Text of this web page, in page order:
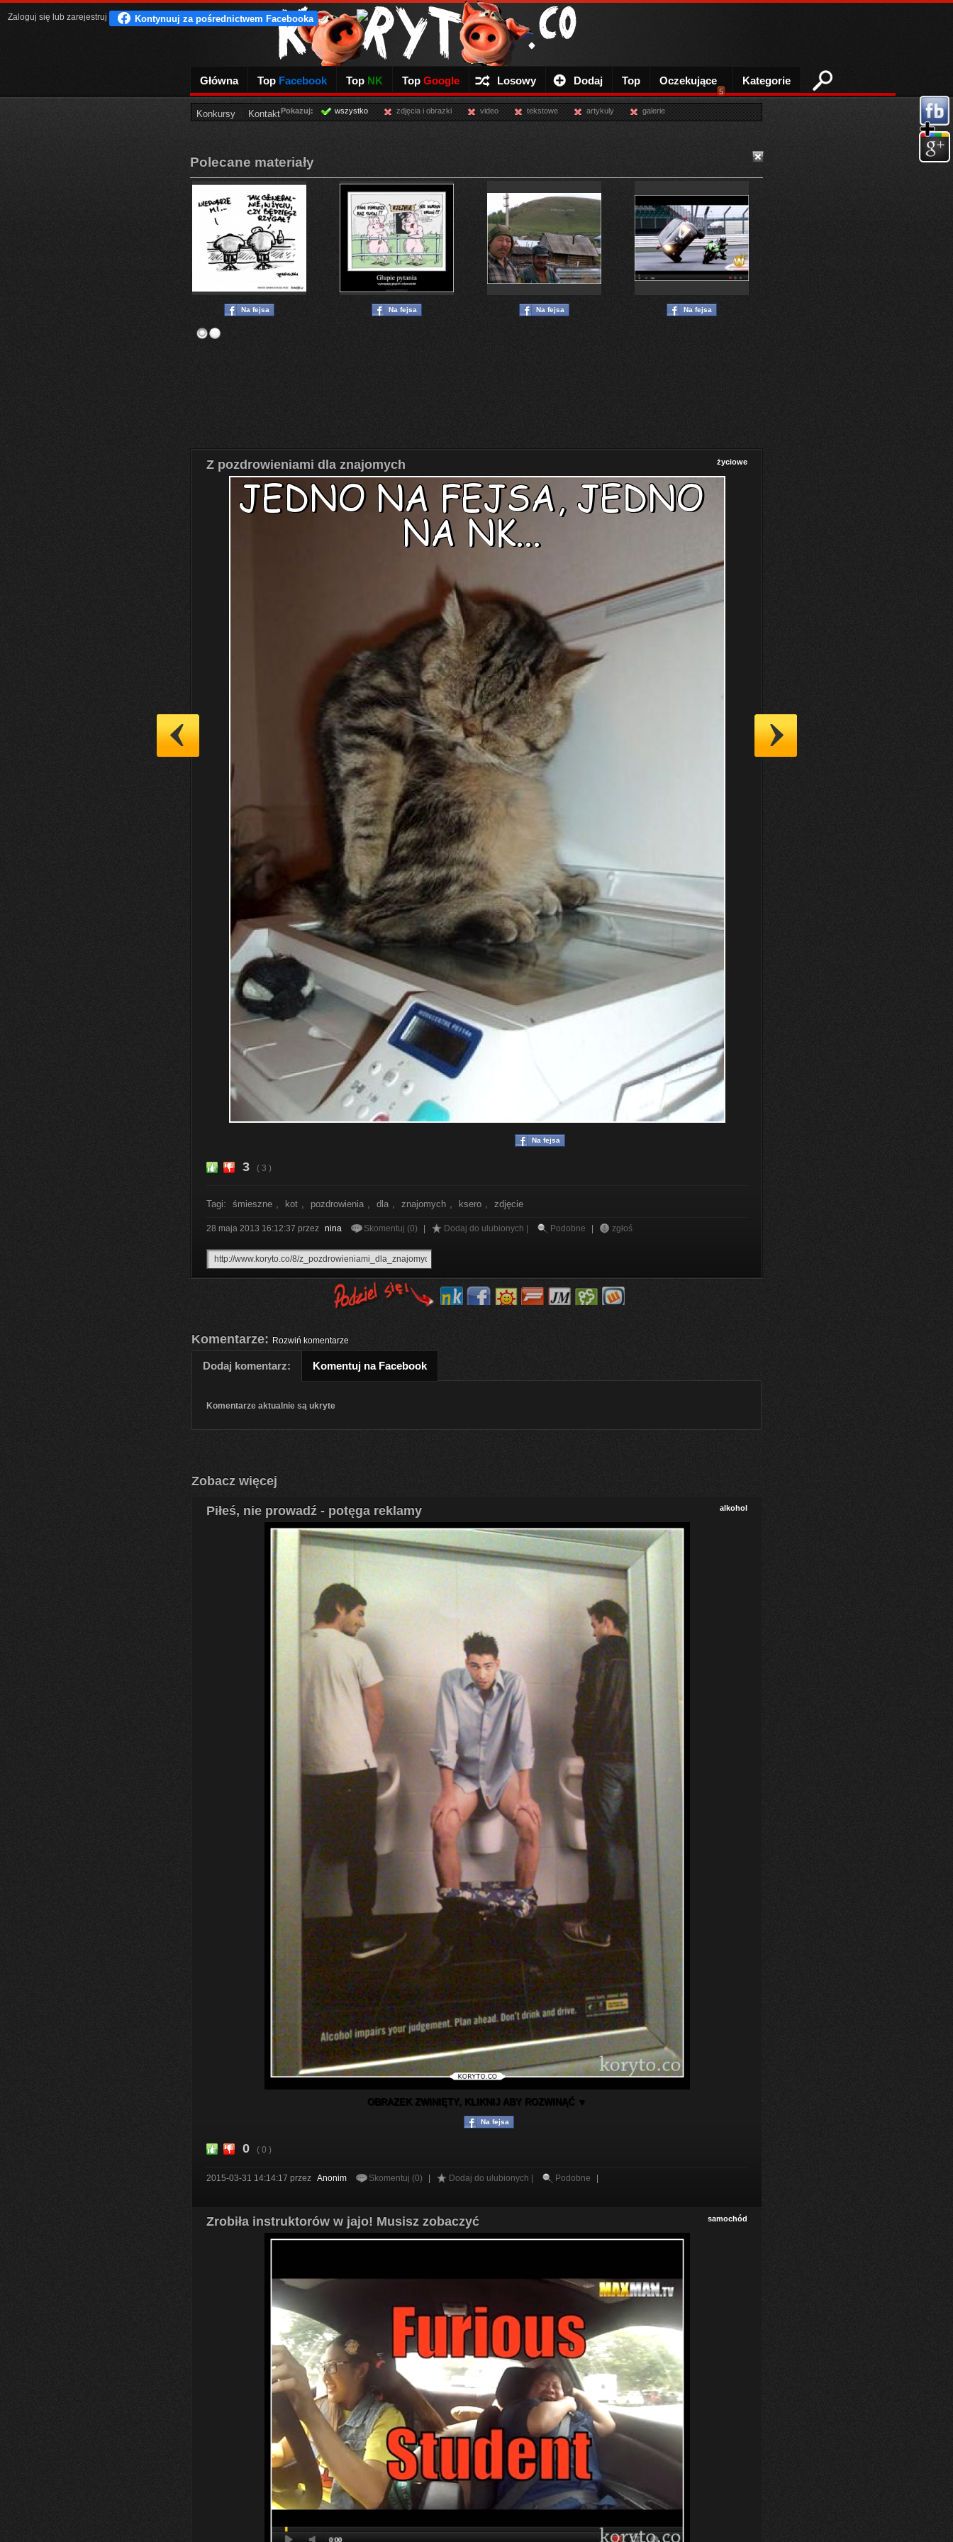
Główna Top Facebook Top NK Top Google Losowy Dodaj Top Oczekujące
5
Kategorie
Konkursy Kontakt
Zaloguj się lub zarejestruj
Pokazuj: wszystko zdjęcia i obrazki video tekstowe artykuly galerie
Polecane materiały
Na fejsa Na fejsa Na fejsa Na fejsa
życiowe
Z pozdrowieniami dla znajomych
Na fejsa
3 ( 3 )
Tagi: śmieszne , kot , pozdrowienia , dla , znajomych , ksero , zdjęcie
28 maja 2013 16:12:37 przez nina Skomentuj (0) Dodaj do ulubionych | Podobne zgłoś
Komentarze: Rozwiń komentarze
Dodaj komentarz: Komentuj na Facebook
Komentarze aktualnie są ukryte
Zobacz więcej
alkohol
Piłeś, nie prowadź - potęga reklamy
OBRAZEK ZWINIĘTY, KLIKNIJ ABY ROZWINĄĆ ▼
Na fejsa
0 ( 0 )
2015-03-31 14:14:17 przez Anonim Skomentuj (0) Dodaj do ulubionych | Podobne
samochód
Zrobiła instruktorów w jajo! Musisz zobaczyć